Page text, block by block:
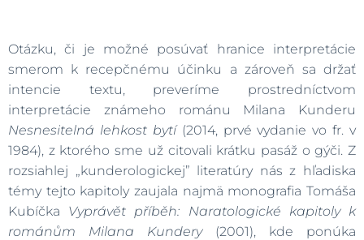
Otázku, či je možné posúvať hranice interpretácie
smerom k recepčnému účinku a zároveň sa držať
intencie textu, preveríme prostredníctvom
interpretácie známeho románu Milana Kunderu
Nesnesitelná lehkost bytí (2014, prvé vydanie vo fr. v
1984), z ktorého sme už citovali krátku pasáž o gýči. Z
rozsiahlej „kunderologickej” literatúry nás z hľadiska
témy tejto kapitoly zaujala najmä monografia Tomáša
Kubíčka Vyprávět příběh: Naratologické kapitoly k
románům Milana Kundery(2001), kde ponúka